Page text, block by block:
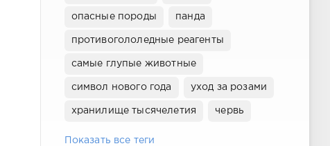
опасные породы панда
противогололедные реагенты
самые глупые животные
символ нового года уход за розами
хранилище тысячелетия червь
Показать все теги